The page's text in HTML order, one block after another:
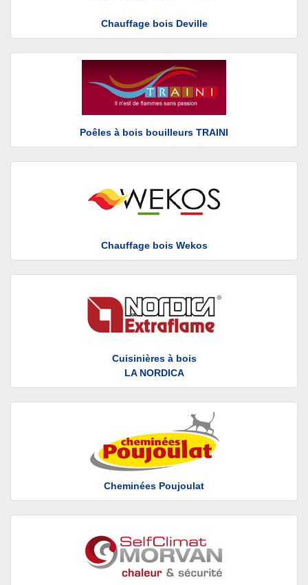
Chauffage bois Deville
Poêles à bois bouilleurs TRAINI
Chauffage bois Wekos
Cuisinières à bois
LA NORDICA
Cheminées Poujoulat